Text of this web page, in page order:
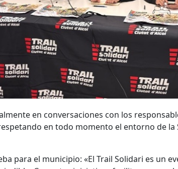
en conversaciones con los
en todo momento el entorno de la
para el municipio: «El Trail Solidari es un